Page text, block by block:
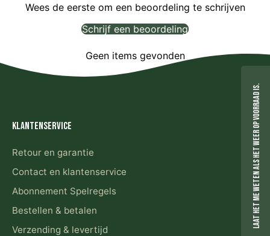
Wees de eerste om een beoordeling te schrijven
Schrijf een beoordeling
Geen items gevonden
Klantenservice
Retour en garantie
Contact en klantenservice
Abonnement Spelregels
Bestellen & betalen
Verzending & levertijd
Laat het me weten als het weer op voorraad is.